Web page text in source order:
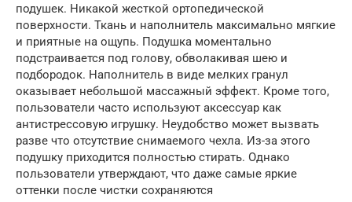
подушек. Никакой жесткой ортопедической
поверхности. Ткань и наполнитель максимально мягкие
и приятные на ощупь. Подушка моментально
подстраивается под голову, обволакивая шею и
подбородок. Наполнитель в виде мелких гранул
оказывает небольшой массажный эффект. Кроме того,
пользователи часто используют аксессуар как
антистрессовую игрушку. Неудобство может вызвать
разве что отсутствие снимаемого чехла. Из-за этого
подушку приходится полностью стирать. Однако
пользователи утверждают, что даже самые яркие
оттенки после чистки сохраняются